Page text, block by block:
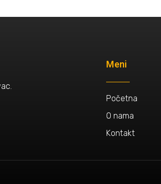
Meni
Početna
O nama
Kontakt